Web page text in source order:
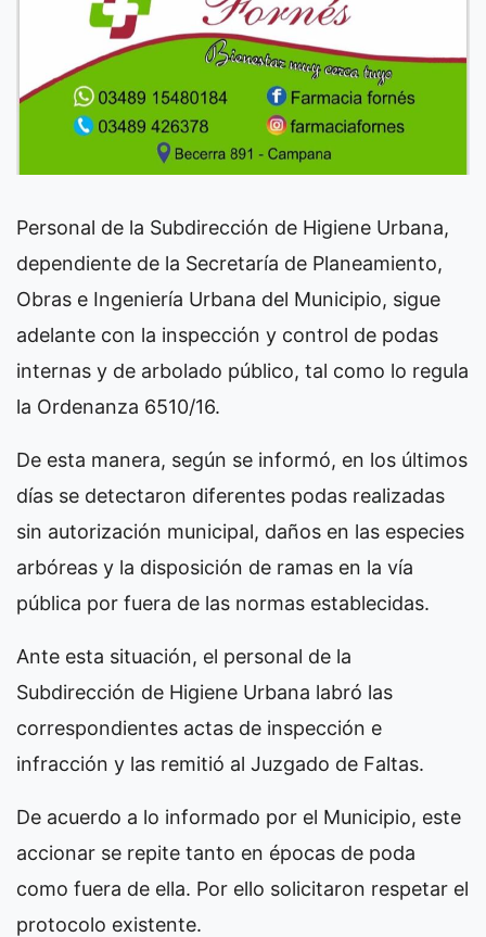
Personal de la Subdirección de Higiene Urbana,
dependiente de la Secretaría de Planeamiento,
Obras e Ingeniería Urbana del Municipio, sigue
adelante con la inspección y control de podas
internas y de arbolado público, tal como lo regula
la Ordenanza 6510/16.
De esta manera, según se informó, en los últimos
días se detectaron diferentes podas realizadas
sin autorización municipal, daños en las especies
arbóreas y la disposición de ramas en la vía
pública por fuera de las normas establecidas.
Ante esta situación, el personal de la
Subdirección de Higiene Urbana labró las
correspondientes actas de inspección e
infracción y las remitió al Juzgado de Faltas.
De acuerdo a lo informado por el Municipio, este
accionar se repite tanto en épocas de poda
como fuera de ella. Por ello solicitaron respetar el
protocolo existente.